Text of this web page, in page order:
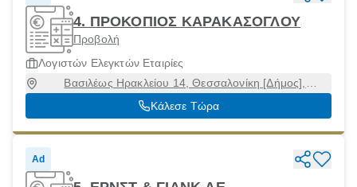
4. ΠΡΟΚΟΠΙΟΣ ΚΑΡΑΚΑΣΟΓΛΟΥ
Προβολή
Λογιστών Ελεγκτών Εταιρίες
Βασιλέως Ηρακλείου 14, Θεσσαλονίκη [Δήμος],
Θεσσαλονίκη, 54624
Κάλεσε Τώρα
Ad